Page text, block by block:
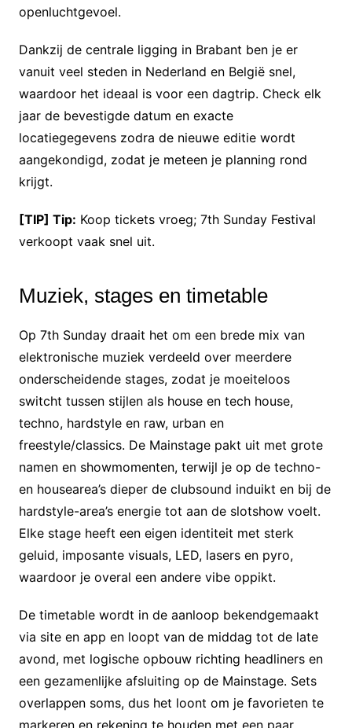
openluchtgevoel.
Dankzij de centrale ligging in Brabant ben je er
vanuit veel steden in Nederland en België snel,
waardoor het ideaal is voor een dagtrip. Check elk
jaar de bevestigde datum en exacte
locatiegegevens zodra de nieuwe editie wordt
aangekondigd, zodat je meteen je planning rond
krijgt.
[TIP] Tip: Koop tickets vroeg; 7th Sunday Festival
verkoopt vaak snel uit.
Muziek, stages en timetable
Op 7th Sunday draait het om een brede mix van
elektronische muziek verdeeld over meerdere
onderscheidende stages, zodat je moeiteloos
switcht tussen stijlen als house en tech house,
techno, hardstyle en raw, urban en
freestyle/classics. De Mainstage pakt uit met grote
namen en showmomenten, terwijl je op de techno-
en housearea’s dieper de clubsound induikt en bij de
hardstyle-area’s energie tot aan de slotshow voelt.
Elke stage heeft een eigen identiteit met sterk
geluid, imposante visuals, LED, lasers en pyro,
waardoor je overal een andere vibe oppikt.
De timetable wordt in de aanloop bekendgemaakt
via site en app en loopt van de middag tot de late
avond, met logische opbouw richting headliners en
een gezamenlijke afsluiting op de Mainstage. Sets
overlappen soms, dus het loont om je favorieten te
markeren en rekening te houden met een paar